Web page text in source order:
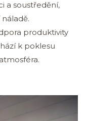
a soustředění,
produktivity
k poklesu
atmosféra.